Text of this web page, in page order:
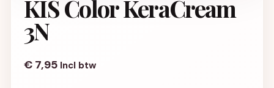
KIS Color KeraCream
3N
€ 7,95 Incl btw